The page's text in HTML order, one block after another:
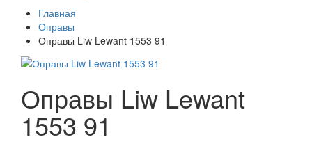
Главная
Оправы
Оправы Liw Lewant 1553 91
Оправы Liw Lewant
1553 91